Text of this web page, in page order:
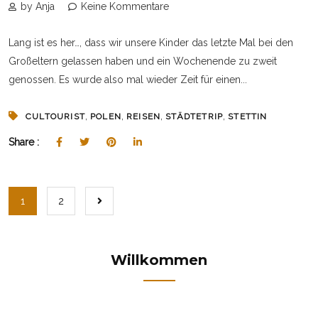
by Anja Keine Kommentare
Lang ist es her…, dass wir unsere Kinder das letzte Mal bei den
Großeltern gelassen haben und ein Wochenende zu zweit
genossen. Es wurde also mal wieder Zeit für einen...
CULTOURIST, POLEN, REISEN,STÄDTETRIP,STETTIN
Share :
1 2
Willkommen